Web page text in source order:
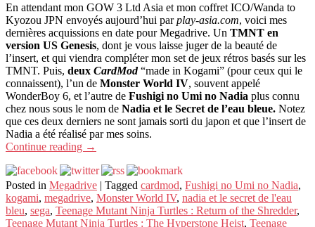
En attendant mon GOW 3 Ltd Asia et mon coffret ICO/Wanda to
Kyozou JPN envoyés aujourd’hui parplay-asia.com, voici mes
dernières acquissions en date pour Megadrive. Un TMNT en
version US Genesis, dont je vous laisse juger de la beauté de
l’insert, et qui viendra compléter mon set de jeux rétros basés sur les
TMNT. Puis, deux CardMod“made in Kogami” (pour ceux qui le
connaissent), l’un de Monster World IV, souvent appelé
WonderBoy 6, et l’autre de Fushigi no Umi no Nadia plus connu
chez nous sous le nom de Nadia et le Secret de l’eau bleue. Notez
que ces deux derniers ne sont jamais sorti du japon et que l’insert de
Nadia a été réalisé par mes soins.
Continue reading →
Posted in Megadrive | Tagged cardmod, Fushigi no Umi no Nadia,
kogami, megadrive, Monster World IV, nadia et le secret de l'eau
bleu, sega, Teenage Mutant Ninja Turtles : Return of the Shredder,
Teenage Mutant Ninja Turtles : The Hyperstone Heist, Teenage